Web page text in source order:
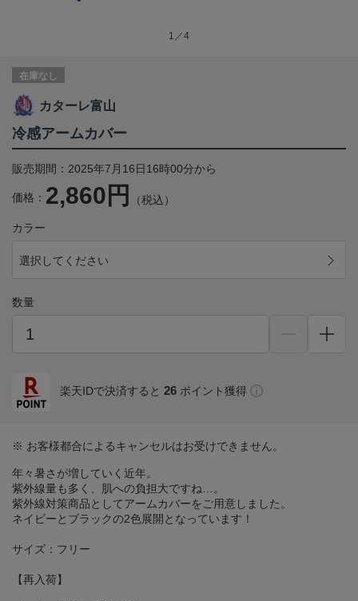
1／4
在庫なし
カターレ富山
冷感アームカバー
販売期間：2025年7月16日16時00分から
価格： 2,860円 （税込）
カラー
選択してください
数量
楽天IDで決済すると 26 ポイント獲得
※ お客様都合によるキャンセルはお受けできません。
年々暑さが増していく近年。
紫外線量も多く、肌への負担大ですね…。
紫外線対策商品としてアームカバーをご用意しました。
ネイビーとブラックの2色展開となっています！
サイズ：フリー
【再入荷】